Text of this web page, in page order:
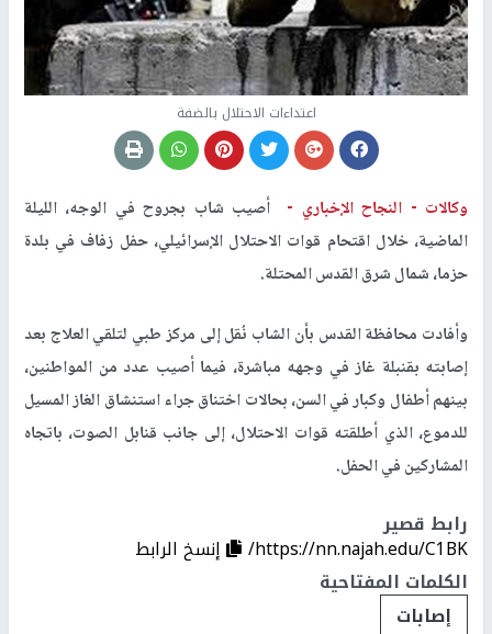
اعتداءات الاحتلال بالضفة
وكالات - النجاح الإخباري -
أصيب شاب بجروح في الوجه، الليلة
الماضية، خلال اقتحام قوات الاحتلال الإسرائيلي، حفل زفاف في بلدة
حزما، شمال شرق القدس المحتلة.
وأفادت محافظة القدس بأن الشاب نُقل إلى مركز طبي لتلقي العلاج بعد
إصابته بقنبلة غاز في وجهه مباشرة، فيما أصيب عدد من المواطنين،
بينهم أطفال وكبار في السن، بحالات اختناق جراء استنشاق الغاز المسيل
للدموع، الذي أطلقته قوات الاحتلال، إلى جانب قنابل الصوت، باتجاه
المشاركين في الحفل.
رابط قصير
https://nn.najah.edu/C1BK/
إنسخ الرابط
الكلمات المفتاحية
إصابات